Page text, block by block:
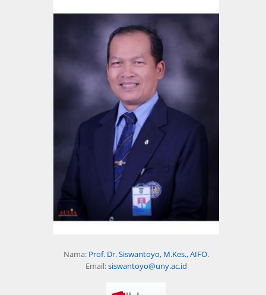
Nama: Prof. Dr. Siswantoyo, M.Kes., AIFO.
Email:siswantoyo@uny.ac.id